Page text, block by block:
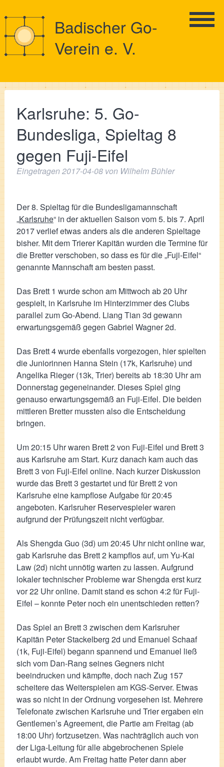
Badischer Go-
Verein e. V.
Karlsruhe: 5. Go-
Bundesliga, Spieltag 8
gegen Fuji-Eifel
Eingetragen2017-04-08 von Wilhelm Bühler
Der 8. Spieltag für die Bundesligamannschaft
„Karlsruhe“ in der aktuellen Saison vom 5. bis 7. April
2017 verlief etwas anders als die anderen Spieltage
bisher. Mit dem Trierer Kapitän wurden die Termine für
die Bretter verschoben, so dass es für die „Fuji-Eifel“
genannte Mannschaft am besten passt.
Das Brett 1 wurde schon am Mittwoch ab 20 Uhr
gespielt, in Karlsruhe im Hinterzimmer des Clubs
parallel zum Go-Abend. Liang Tian 3d gewann
erwartungsgemäß gegen Gabriel Wagner 2d.
Das Brett 4 wurde ebenfalls vorgezogen, hier spielten
die Juniorinnen Hanna Stein (17k, Karlsruhe) und
Angelika Rieger (13k, Trier) bereits ab 18:30 Uhr am
Donnerstag gegeneinander. Dieses Spiel ging
genauso erwartungsgemäß an Fuji-Eifel. Die beiden
mittleren Bretter mussten also die Entscheidung
bringen.
Um 20:15 Uhr waren Brett 2 von Fuji-Eifel und Brett 3
aus Karlsruhe am Start. Kurz danach kam auch das
Brett 3 von Fuji-Eifel online. Nach kurzer Diskussion
wurde das Brett 3 gestartet und für Brett 2 von
Karlsruhe eine kampflose Aufgabe für 20:45
angeboten. Karlsruher Reservespieler waren
aufgrund der Prüfungszeit nicht verfügbar.
Als Shengda Guo (3d) um 20:45 Uhr nicht online war,
gab Karlsruhe das Brett 2 kampflos auf, um Yu-Kai
Law (2d) nicht unnötig warten zu lassen. Aufgrund
lokaler technischer Probleme war Shengda erst kurz
vor 22 Uhr online. Damit stand es schon 4:2 für Fuji-
Eifel – konnte Peter noch ein unentschieden retten?
Das Spiel an Brett 3 zwischen dem Karlsruher
Kapitän Peter Stackelberg 2d und Emanuel Schaaf
(1k, Fuji-Eifel) begann spannend und Emanuel ließ
sich vom Dan-Rang seines Gegners nicht
beeindrucken und kämpfte, doch nach Zug 157
scheitere das Weiterspielen am KGS-Server. Etwas
was so nicht in der Ordnung vorgesehen ist. Mehrere
Telefonate zwischen Karlsruhe und Trier ergaben ein
Gentlemen’s Agreement, die Partie am Freitag (ab
18:00 Uhr) fortzusetzen. Was nachträglich auch von
der Liga-Leitung für alle abgebrochenen Spiele
erlaubt wurde. Am Freitag hatte Peter dann aber